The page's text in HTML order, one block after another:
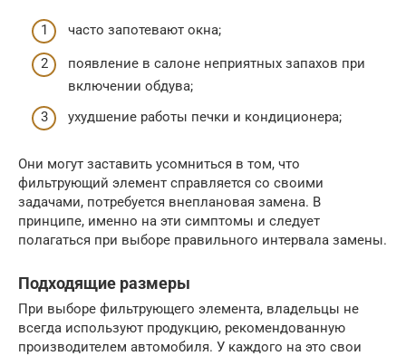
часто запотевают окна;
появление в салоне неприятных запахов при
включении обдува;
ухудшение работы печки и кондиционера;
Они могут заставить усомниться в том, что
фильтрующий элемент справляется со своими
задачами, потребуется внеплановая замена. В
принципе, именно на эти симптомы и следует
полагаться при выборе правильного интервала замены.
Подходящие размеры
При выборе фильтрующего элемента, владельцы не
всегда используют продукцию, рекомендованную
производителем автомобиля. У каждого на это свои